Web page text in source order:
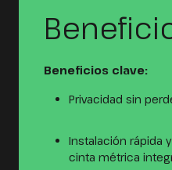
Beneficios clave:
Privacidad sin
Instalación rápida
cinta métrica